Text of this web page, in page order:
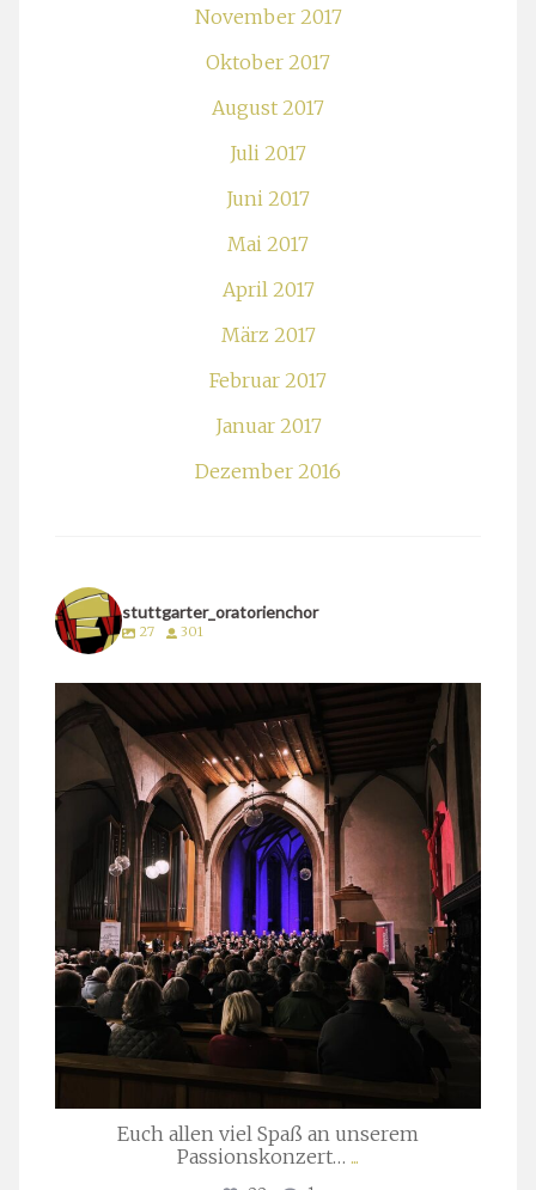
November 2017
Oktober 2017
August 2017
Juli 2017
Juni 2017
Mai 2017
April 2017
März 2017
Februar 2017
Januar 2017
Dezember 2016
stuttgarter_oratorienchor
27 301
stuttgarter_oratorienchor
März 24
Euch allen viel Spaß an unserem
Passionskonzert… ...